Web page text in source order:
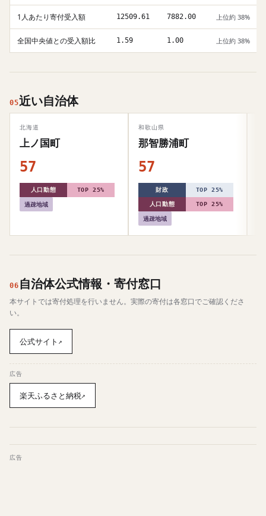
1人あたり寄付受入額 12509.61 7882.00 上位約 38%
全国中央値との受入額比 1.59 1.00 上位約 38%
05近い自治体
北海道
上ノ国町
57
人口動態 TOP 25%
過疎地域
和歌山県
那智勝浦町
57
財政 TOP 25%
人口動態 TOP 25%
過疎地域
06 自治体公式情報・寄付窓口
本サイトでは寄付処理を行いません。実際の寄付は各窓口でご確認くださ
い。
公式サイト ↗
広告
楽天ふるさと納税↗
広告